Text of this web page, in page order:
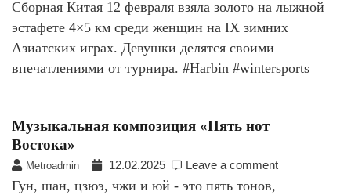
Сборная Китая 12 февраля взяла золото на лыжной
эстафете 4×5 км среди женщин на IX зимних
Азиатских играх. Девушки делятся своими
впечатлениями от турнира. #Harbin #wintersports
Музыкальная композиция «Пять нот
Востока»
Metroadmin 12.02.2025 Leave a comment
Гун, шан, цзюэ, чжи и юй - это пять тонов,